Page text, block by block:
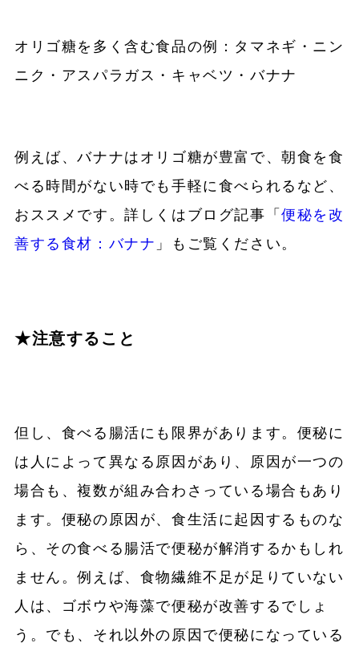
オリゴ糖を多く含む食品の例：タマネギ・ニン
ニク・アスパラガス・キャベツ・バナナ
例えば、バナナはオリゴ糖が豊富で、朝食を食
べる時間がない時でも手軽に食べられるなど、
おススメです。詳しくはブログ記事「便秘を改
善する食材：バナナ 」もご覧ください。
★注意すること
但し、食べる腸活にも限界があります。便秘に
は人によって異なる原因があり、原因が一つの
場合も、複数が組み合わさっている場合もあり
ます。便秘の原因が、食生活に起因するものな
ら、その食べる腸活で便秘が解消するかもしれ
ません。例えば、食物繊維不足が足りていない
人は、ゴボウや海藻で便秘が改善するでしょ
う。でも、それ以外の原因で便秘になっている